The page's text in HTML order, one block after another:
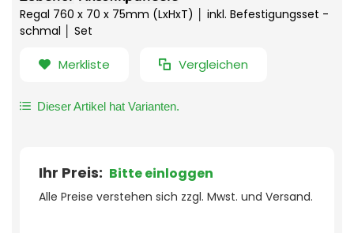
Regal 760 x 70 x 75mm (LxHxT) │ inkl. Befestigungsset -
schmal │ Set
Merkliste Vergleichen
Dieser Artikel hat Varianten.
Ihr Preis: Bitte einloggen
Alle Preise verstehen sich zzgl. Mwst. und Versand.